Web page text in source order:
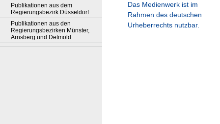
Publikationen aus dem
Regierungsbezirk Düsseldorf
Publikationen aus den
Regierungsbezirken Münster,
Arnsberg und Detmold
Das Medienwerk ist im
Rahmen des deutschen
Urheberrechts nutzbar.